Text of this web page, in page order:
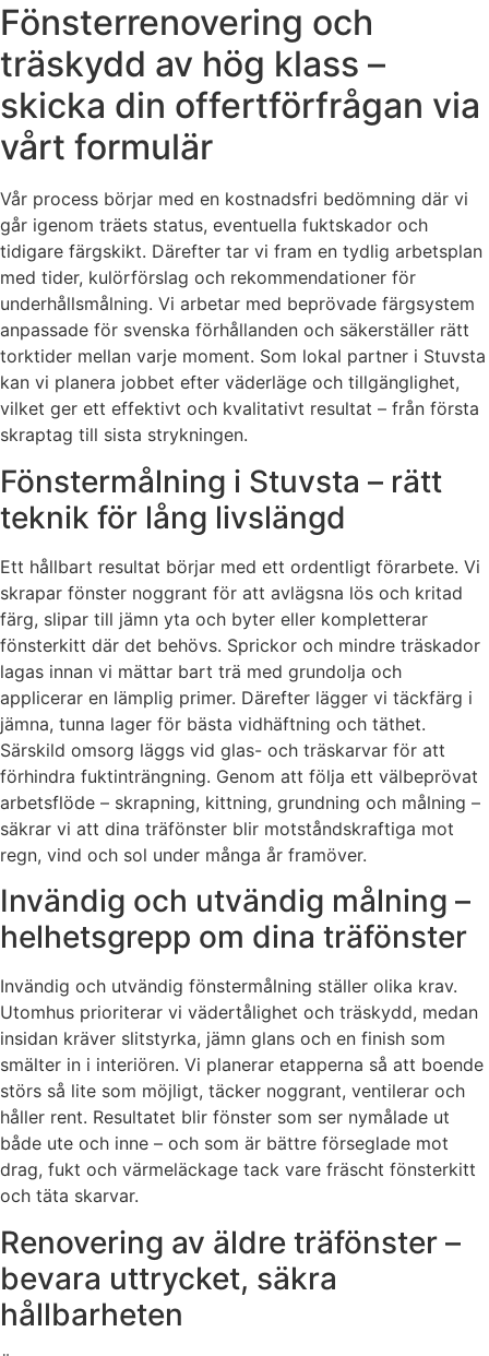
Fönsterrenovering och
träskydd av hög klass –
skicka din offertförfrågan via
vårt formulär
Vår process börjar med en kostnadsfri bedömning där vi
går igenom träets status, eventuella fuktskador och
tidigare färgskikt. Därefter tar vi fram en tydlig arbetsplan
med tider, kulörförslag och rekommendationer för
underhållsmålning. Vi arbetar med beprövade färgsystem
anpassade för svenska förhållanden och säkerställer rätt
torktider mellan varje moment. Som lokal partner i Stuvsta
kan vi planera jobbet efter väderläge och tillgänglighet,
vilket ger ett effektivt och kvalitativt resultat – från första
skraptag till sista strykningen.
Fönstermålning i Stuvsta – rätt
teknik för lång livslängd
Ett hållbart resultat börjar med ett ordentligt förarbete. Vi
skrapar fönster noggrant för att avlägsna lös och kritad
färg, slipar till jämn yta och byter eller kompletterar
fönsterkitt där det behövs. Sprickor och mindre träskador
lagas innan vi mättar bart trä med grundolja och
applicerar en lämplig primer. Därefter lägger vi täckfärg i
jämna, tunna lager för bästa vidhäftning och täthet.
Särskild omsorg läggs vid glas- och träskarvar för att
förhindra fuktinträngning. Genom att följa ett välbeprövat
arbetsflöde – skrapning, kittning, grundning och målning –
säkrar vi att dina träfönster blir motståndskraftiga mot
regn, vind och sol under många år framöver.
Invändig och utvändig målning –
helhetsgrepp om dina träfönster
Invändig och utvändig fönstermålning ställer olika krav.
Utomhus prioriterar vi vädertålighet och träskydd, medan
insidan kräver slitstyrka, jämn glans och en finish som
smälter in i interiören. Vi planerar etapperna så att boende
störs så lite som möjligt, täcker noggrant, ventilerar och
håller rent. Resultatet blir fönster som ser nymålade ut
både ute och inne – och som är bättre förseglade mot
drag, fukt och värmeläckage tack vare fräscht fönsterkitt
och täta skarvar.
Renovering av äldre träfönster –
bevara uttrycket, säkra
hållbarheten